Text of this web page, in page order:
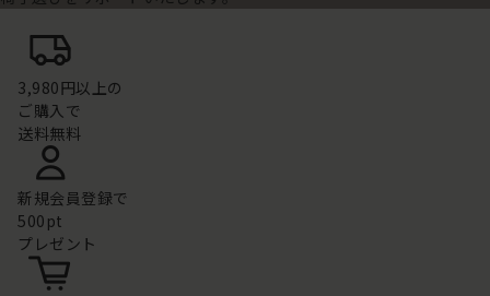
3,980円以上の
ご購入で
送料無料
新規会員登録で
500pt
プレゼント